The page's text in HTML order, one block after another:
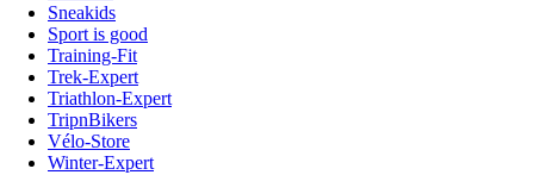
Sneakids
Sport is good
Training-Fit
Trek-Expert
Triathlon-Expert
TripnBikers
Vélo-Store
Winter-Expert